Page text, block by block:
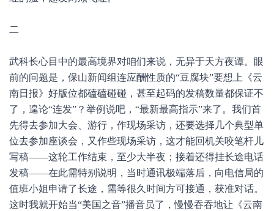
二
武科长心目中的最高境界对咱们来说，无异于天方夜谭。眼
前的问题是，保山新闻组连应酬性质的“豆腐块”要想上《云
南日报》好版位都磕磕碰碰，甚至起码的发稿数量都保证不
了，遑论“连发”？举例说吧，“最新最高指示”来了。我们首
先得去参加大会、游行，作现场采访，还要选择几个典型单
位去参加座谈会，又作些现场采访，这才能回机关咬笔杆儿
写稿——这轮工作结束，至少大半夜；接着还得挂长途电话
发稿——在此需特别说明，当时通讯极端落后，向电信局的
值班小姐申请了长途，需等很久时间方可接通，获准对话。
这时我就开始当“美国之音”播音员了，慢慢吞吞地让《云南